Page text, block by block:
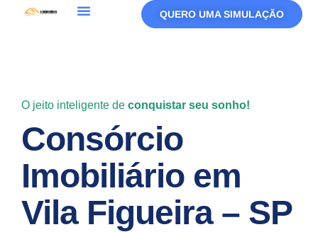
QUERO UMA SIMULAÇÃO
O jeito inteligente de conquistar seu sonho!
Consórcio
Imobiliário em
Vila Figueira – SP